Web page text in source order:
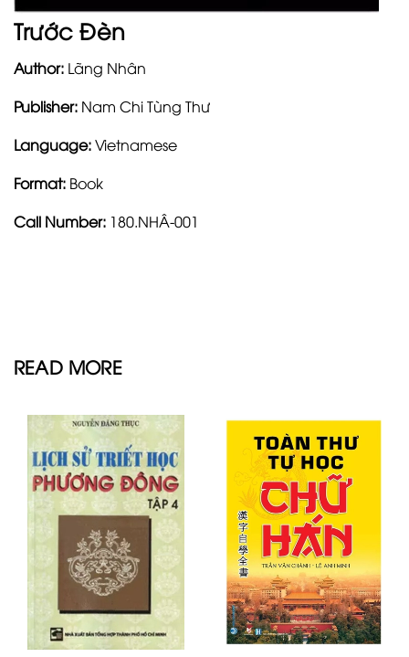
Trước Đèn
Author: Lãng Nhân
Publisher: Nam Chi Tùng Thư
Language:Vietnamese
Format: Book
Call Number: 180.NHÂ-001
READ MORE